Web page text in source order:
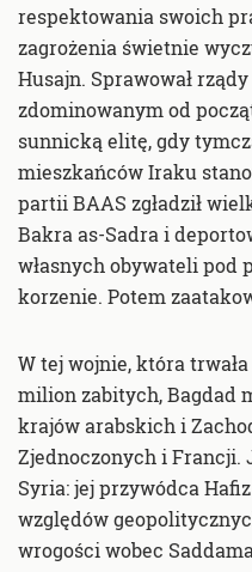
respektowania swoich
zagrożenia świetnie
Husajn. Sprawował
zdominowanym od
sunnicką elitę, gdy
mieszkańców Iraku
partii BAAS zgładził
Bakra as-Sadra i
własnych obywateli pod
korzenie. Potem
W tej wojnie, która
milion zabitych, Bagdad
krajów arabskich i
Zjednoczonych i Francji.
Syria: jej przywódca
względów
wrogości wobec